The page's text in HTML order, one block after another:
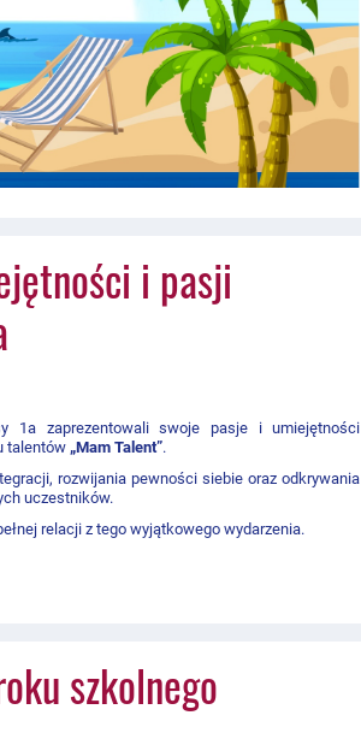
i pasji
1a zaprezentowali swoje pasje i umiejętności
talentów „Mam Talent”.
rozwijania pewności siebie oraz odkrywania
uczestników.
relacji z tego wyjątkowego wydarzenia.
szkolnego